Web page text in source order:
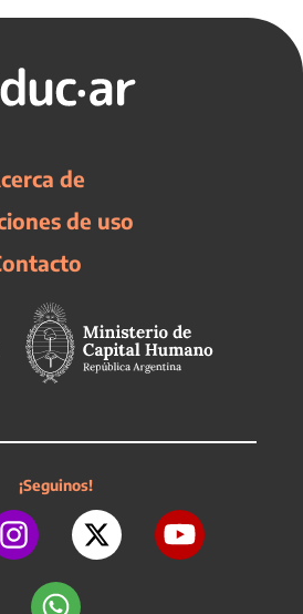
de
de uso
¡Seguinos!